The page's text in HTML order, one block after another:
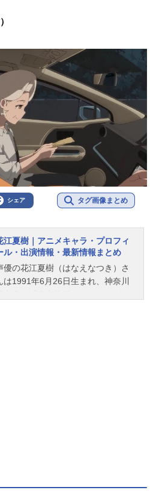
シェア タグ画像まとめ
江夏樹｜アニメキャラ・プロフィ
ル・出演情報・最新情報まとめ
優の花江夏樹（はなえなつき）さ
は1991年6月26日生まれ、神奈川